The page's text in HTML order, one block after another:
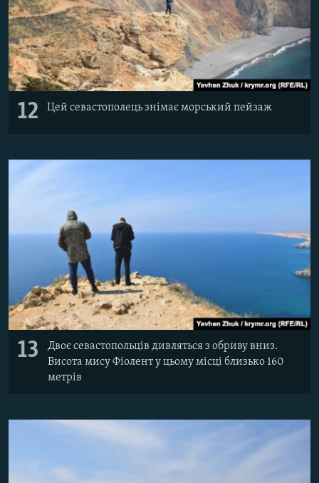
12 Цей севастополець знімає морський пейзаж
13
Двоє севастопольців дивляться з обриву вниз.
Висота мису Фіолент у цьому місці близько 160
метрів